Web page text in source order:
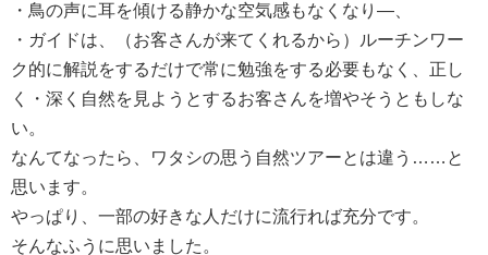
・鳥の声に耳を傾ける静かな空気感もなくなり―、
・ガイドは、（お客さんが来てくれるから）ルーチンワー
ク的に解説をするだけで常に勉強をする必要もなく、正し
く・深く自然を見ようとするお客さんを増やそうともしな
い。
なんてなったら、ワタシの思う自然ツアーとは違う……と
思います。
やっぱり、一部の好きな人だけに流行れば充分です。
そんなふうに思いました。